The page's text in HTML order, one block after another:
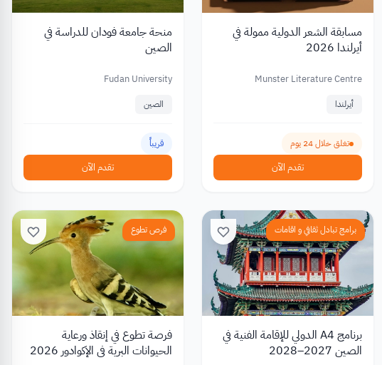
مسابقة الشعر الدولية ممولة في
أيرلندا 2026
Munster Literature Centre
أيرلندا
تغلق خلال 24 يوم
تقدم الآن
منحة جامعة فودان للدراسة في
الصين
Fudan University
الصين
قريباً
تقدم الآن
برامج تبادل ثقافي و اقامات
برنامج A4 الدولي للإقامة الفنية في
الصين 2027–2028
فرص تطوع
فرصة تطوع في إنقاذ ورعاية
الحيوانات البرية في الإكوادور 2026